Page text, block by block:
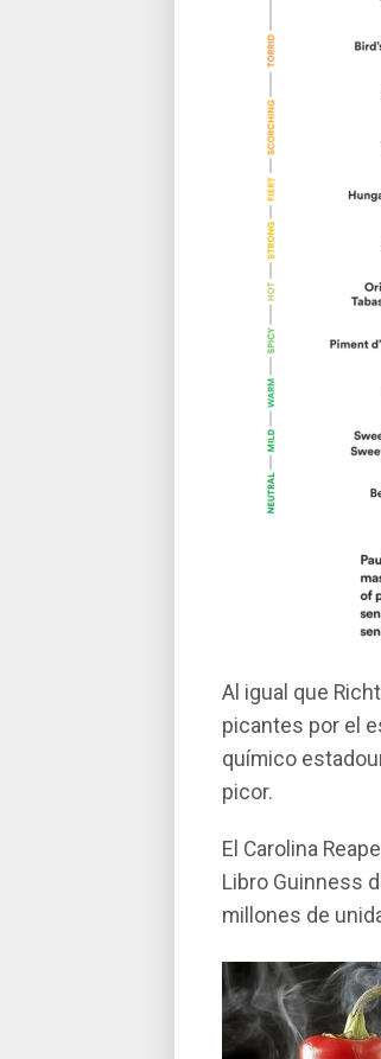
Al igual que
picantes por el
quí­mico
picor.
El Carolina
Libro Guinness
millones de